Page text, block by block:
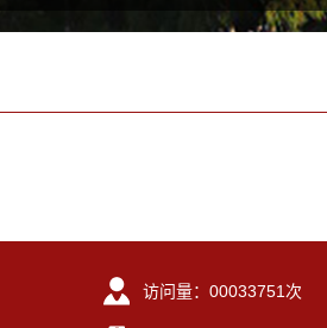
访问量： 00033751 次